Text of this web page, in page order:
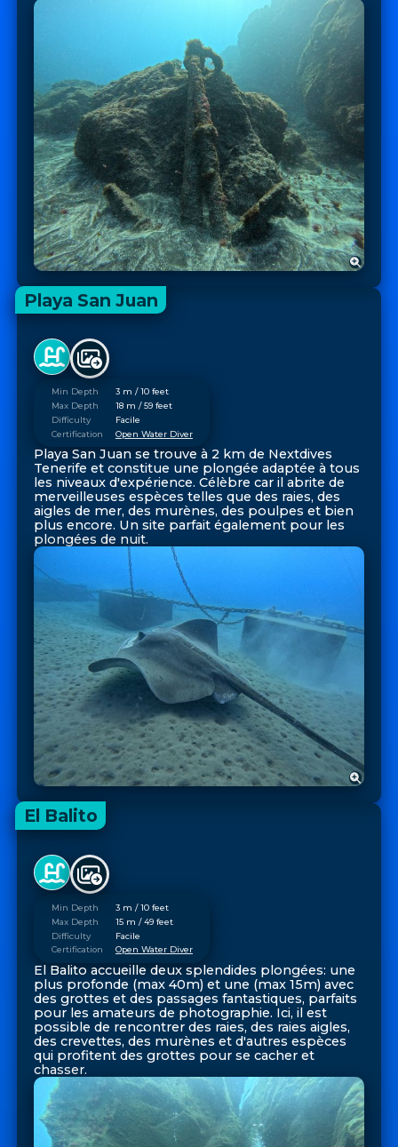
Playa San Juan
Min Depth
3 m / 10 feet
Max Depth
18 m / 59 feet
Difficulty
Facile
Certification
Open Water Diver
Playa San Juan se trouve à 2 km de Nextdives
Tenerife et constitue une plongée adaptée à tous
les niveaux d'expérience. Célèbre car il abrite de
merveilleuses espèces telles que des raies, des
aigles de mer, des murènes, des poulpes et bien
plus encore. Un site parfait également pour les
plongées de nuit.
El Balito
Min Depth
3 m / 10 feet
Max Depth
15 m / 49 feet
Difficulty
Facile
Certification
Open Water Diver
El Balito accueille deux splendides plongées: une
plus profonde (max 40m) et une (max 15m) avec
des grottes et des passages fantastiques, parfaits
pour les amateurs de photographie. Ici, il est
possible de rencontrer des raies, des raies aigles,
des crevettes, des murènes et d'autres espèces
qui profitent des grottes pour se cacher et
chasser.